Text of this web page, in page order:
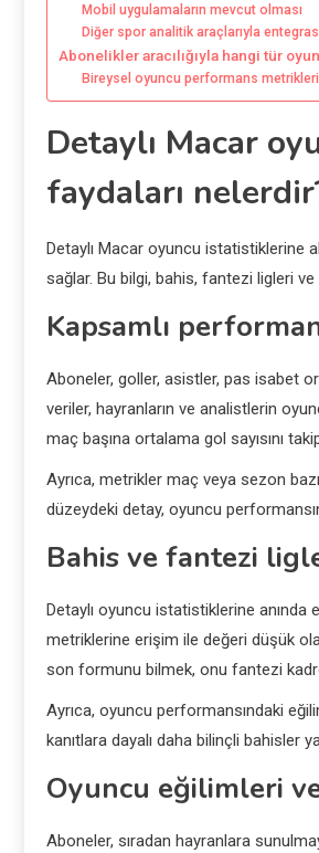
Mobil uygulamaların mevcut olması
Diğer spor analitik araçlarıyla
Abonelikler aracılığıyla hangi tür
Bireysel oyuncu performans metrikleri
Detaylı Macar
faydaları
Detaylı Macar oyuncu istatistiklerine
sağlar. Bu bilgi, bahis, fantezi ligleri
Kapsamlı
Aboneler, goller, asistler, pas isabet
veriler, hayranların ve analistlerin
maç başına ortalama gol sayısını
Ayrıca, metrikler maç veya sezon
düzeydeki detay, oyuncu
Bahis ve fantezi
Detaylı oyuncu istatistiklerine
metriklerine erişim ile değeri düşük
son formunu bilmek, onu fantezi
Ayrıca, oyuncu performansındaki
kanıtlara dayalı daha bilinçli bahisler
Oyuncu eğilimleri
Aboneler, sıradan hayranlara